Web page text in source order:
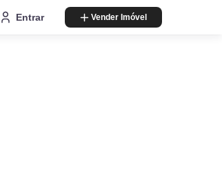
Entrar Vender Imóvel